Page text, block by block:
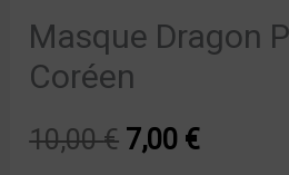
Masque Dragon
Coréen
10,00€ 7,00 €